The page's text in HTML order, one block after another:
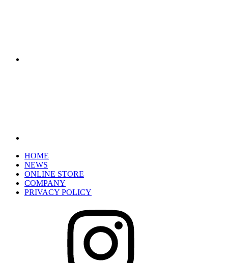
HOME
NEWS
ONLINE STORE
COMPANY
PRIVACY POLICY